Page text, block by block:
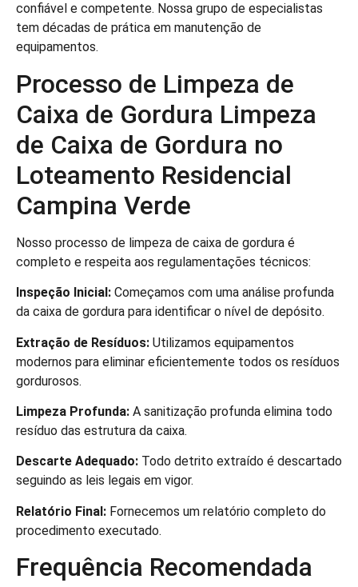
confiável e competente. Nossa grupo de especialistas
tem décadas de prática em manutenção de
equipamentos.
Processo de Limpeza de
Caixa de Gordura Limpeza
de Caixa de Gordura no
Loteamento Residencial
Campina Verde
Nosso processo de limpeza de caixa de gordura é
completo e respeita aos regulamentações técnicos:
Inspeção Inicial: Começamos com uma análise profunda
da caixa de gordura para identificar o nível de depósito.
Extração de Resíduos: Utilizamos equipamentos
modernos para eliminar eficientemente todos os resíduos
gordurosos.
Limpeza Profunda: A sanitização profunda elimina todo
resíduo das estrutura da caixa.
Descarte Adequado: Todo detrito extraído é descartado
seguindo as leis legais em vigor.
Relatório Final: Fornecemos um relatório completo do
procedimento executado.
Frequência Recomendada